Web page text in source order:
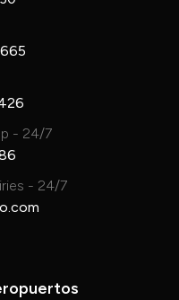
- 24/7
- 24/7